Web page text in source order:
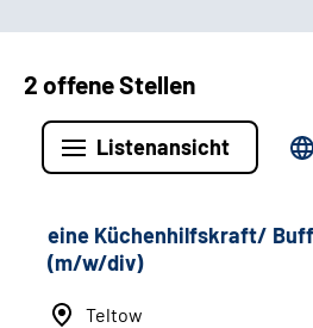
2 offene Stellen
Listenansicht
eine Küchenhilfskraft/
(m/w/div)
Teltow